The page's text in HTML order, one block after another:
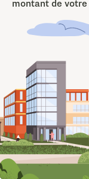
montant de